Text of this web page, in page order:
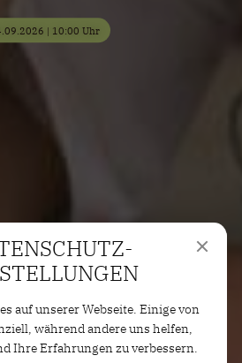
| 10:00 Uhr
auf unserer Webseite. Einige von
während andere uns helfen,
Ihre Erfahrungen zu verbessern.